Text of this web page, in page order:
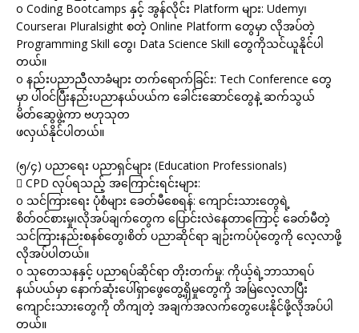
o Coding Bootcamps နှင့် အွန်လိုင်း Platform များ: Udemy၊
Coursera၊ Pluralsight စတဲ့ Online Platform တွေမှာ လိုအပ်တဲ့
Programming Skill တွေ၊ Data Science Skill တွေကိုသင်ယူနိုင်ပါ
တယ်။
o နည်းပညာညီလာခံများ တက်ရောက်ခြင်း: Tech Conference တွေ
မှာ ပါဝင်ပြီးနည်းပညာနယ်ပယ်က ခေါင်းဆောင်တွေနဲ့ ဆက်သွယ်
မိတ်ဆွေဖွဲ့ကာ ဗဟုသုတ
ဖလှယ်နိုင်ပါတယ်။
(၅/၄) ပညာရေး ပညာရှင်များ (Education Professionals)
 CPD လုပ်ရသည့် အကြောင်းရင်းများ:
o သင်ကြားရေး ပုံစံများ ခေတ်မီစေရန်: ကျောင်းသားတွေရဲ့
စိတ်ဝင်စားမှု၊လိုအပ်ချက်တွေက ပြောင်းလဲနေတာကြောင့် ခေတ်မီတဲ့
သင်ကြားနည်းစနစ်တွေ၊စိတ် ပညာဆိုင်ရာ ချဉ်းကပ်ပုံတွေကို လေ့လာဖို့
လိုအပ်ပါတယ်။
o သုတေသနနှင့် ပညာရပ်ဆိုင်ရာ တိုးတက်မှု: ကိုယ့်ရဲ့ဘာသာရပ်
နယ်ပယ်မှာ နောက်ဆုံးပေါ်ရှာဖွေတွေ့ရှိမှုတွေကို အမြဲလေ့လာပြီး
ကျောင်းသားတွေကို တိကျတဲ့ အချက်အလက်တွေပေးနိုင်ဖို့လိုအပ်ပါ
တယ်။